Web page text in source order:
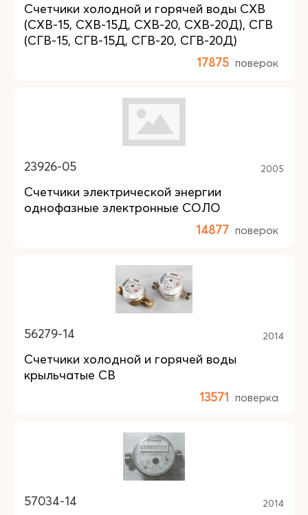
Счетчики холодной и горячей воды СХВ
(СХВ-15, СХВ-15Д, СХВ-20, СХВ-20Д), СГВ
(СГВ-15, СГВ-15Д, СГВ-20, СГВ-20Д)
17875 поверок
23926-05 2005
Счетчики электрической энергии
однофазные электронные СОЛО
14877 поверок
56279-14 2014
Счетчики холодной и горячей воды
крыльчатые СВ
13571 поверка
57034-14 2014